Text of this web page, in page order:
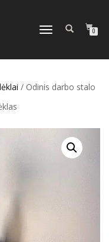
TOGGLE
0
/ Odinis darbo stalo